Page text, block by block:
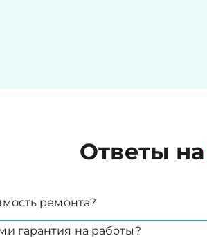
Ответы на
ремонта?
гарантия на работы?